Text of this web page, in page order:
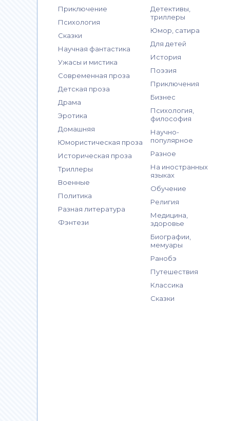
Приключение
Психология
Сказки
Научная фантастика
Ужасы и мистика
Современная проза
Детская проза
Драма
Эротика
Домашняя
Юмористическая проза
Историческая проза
Триллеры
Военные
Политика
Разная литература
Фэнтези
Детективы,
триллеры
Юмор, сатира
Для детей
История
Поэзия
Приключения
Бизнес
Психология,
философия
Научно-
популярное
Разное
На иностранных
языках
Обучение
Религия
Медицина,
здоровье
Биографии,
мемуары
Ранобэ
Путешествия
Классика
Сказки